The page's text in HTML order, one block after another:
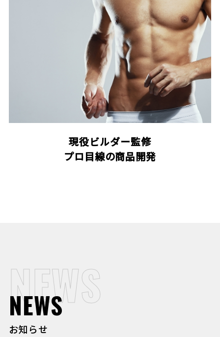
現役ビルダー監修
プロ目線の商品開発
NEWS
お知らせ
NEWS